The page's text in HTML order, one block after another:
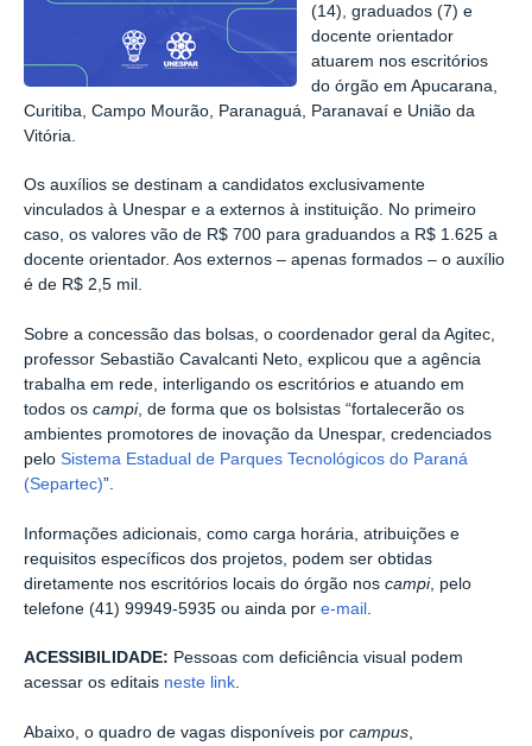
(14), graduados (7) e
docente orientador
atuarem nos escritórios
do órgão em Apucarana,
Curitiba, Campo Mourão, Paranaguá, Paranavaí e União da
Vitória.
Os auxílios se destinam a candidatos exclusivamente
vinculados à Unespar e a externos à instituição. No primeiro
caso, os valores vão de R$ 700 para graduandos a R$ 1.625 a
docente orientador. Aos externos – apenas formados – o auxílio
é de R$ 2,5 mil.
Sobre a concessão das bolsas, o coordenador geral da Agitec,
professor Sebastião Cavalcanti Neto, explicou que a agência
trabalha em rede, interligando os escritórios e atuando em
todos os campi, de forma que os bolsistas “fortalecerão os
ambientes promotores de inovação da Unespar, credenciados
pelo Sistema Estadual de Parques Tecnológicos do Paraná
(Separtec)”.
Informações adicionais, como carga horária, atribuições e
requisitos específicos dos projetos, podem ser obtidas
diretamente nos escritórios locais do órgão nos campi, pelo
telefone (41) 99949-5935 ou ainda por e-mail
ACESSIBILIDADE: Pessoas com deficiência visual podem
acessar os editais neste link.
Abaixo, o quadro de vagas disponíveis por campus